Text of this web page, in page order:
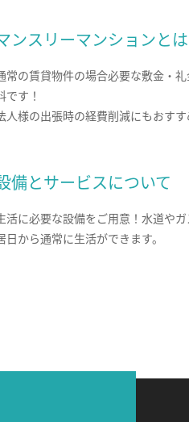
ンスリーマンションとは
常の賃貸物件の場合必要な敷金・
です！
人様の出張時の経費削減にもおすす
備とサービスについて
活に必要な設備をご用意！水道や
日から通常に生活ができます。